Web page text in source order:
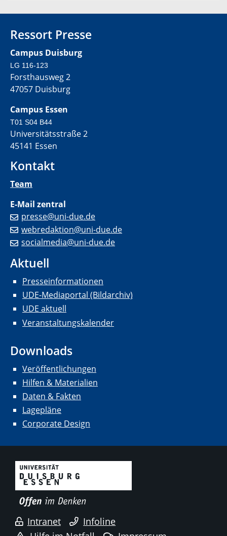
Ressort Presse
Campus Duisburg
LG 116-123
Forsthausweg 2
47057 Duisburg
Campus Essen
T01 S04 B44
Universitätsstraße 2
45141 Essen
Kontakt
Team
E-Mail zentral
presse@uni-due.de
webredaktion@uni-due.de
socialmedia@uni-due.de
Aktuell
Presseinformationen
UDE-Mediaportal (Bildarchiv)
UDE aktuell
Veranstaltungskalender
Downloads
Veröffentlichungen
Hilfen & Materialien
Daten & Fakten
Lagepläne
Corporate Design
Intranet
Infoline